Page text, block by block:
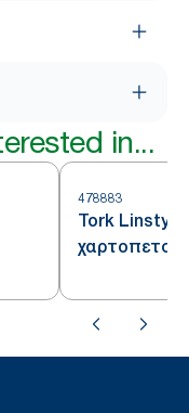
in...
478883
Tork Linstyle